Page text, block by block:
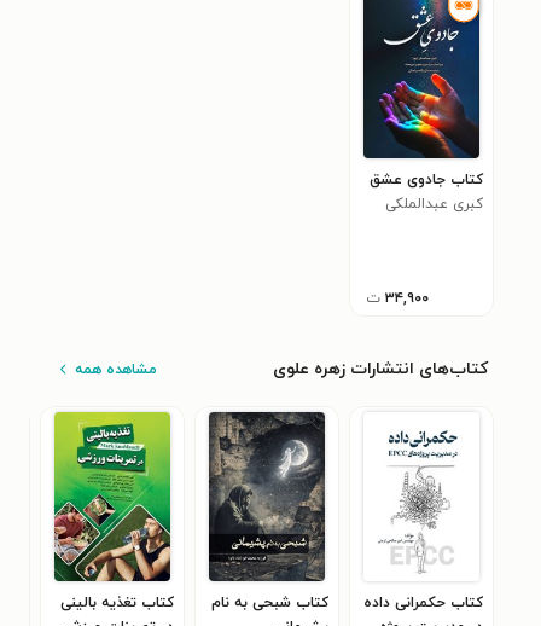
کتاب جادوی عشق
کبری عبدالملکی
۳۴,۹۰۰ ت
کتاب‌های انتشارات زهره علوی مشاهده همه
کتاب حکمرانی داده
کتاب شبحی به نام
کتاب تغذیه بالینی